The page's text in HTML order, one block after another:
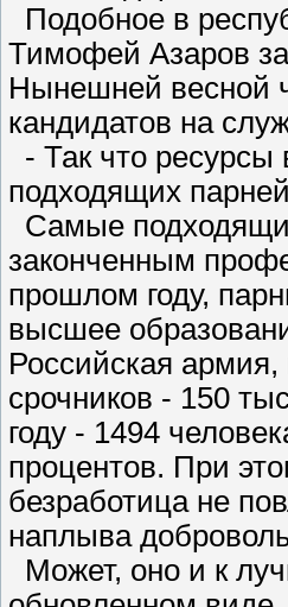
Подобное в
Тимофей Азаров
Нынешней весной
кандидатов на
- Так что ресурсы
подходящих
Самые
законченным
прошлом году,
высшее
Российская армия,
срочников - 150
году - 1494
процентов. При
безработица не
наплыва
Может, оно и к